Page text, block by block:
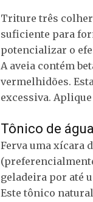
Triture três
suficiente para
potencializar o
A aveia contém
vermelhidões.
excessiva.
Tônico de
Ferva uma xícara
geladeira por até
Este tônico